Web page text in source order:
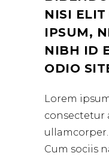
NISI ELIT
IPSUM,
NIBH ID
ODIO
Lorem
consectetur
Cum sociis